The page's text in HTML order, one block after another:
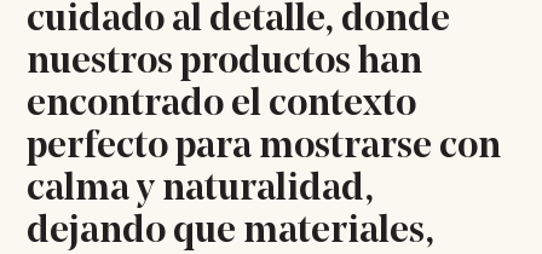
cuidado al detalle, donde
nuestros productos han
encontrado el contexto
perfecto para mostrarse con
calma y naturalidad,
dejando que materiales,